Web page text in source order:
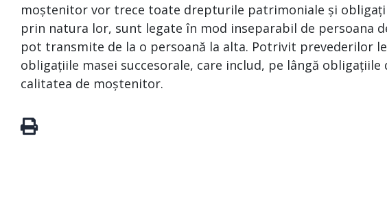
moștenitor vor trece toate drepturile patrimoniale și
prin natura lor, sunt legate în mod inseparabil de persoana
pot transmite de la o persoană la alta. Potrivit prevederilor
obligațiile masei succesorale, care includ, pe lângă
calitatea de moștenitor.